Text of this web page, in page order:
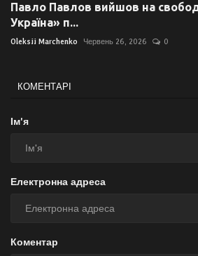
Павло Павлов вийшов на
Україна» п...
Oleksii Marchenko Червень 26, 2026 0
КОМЕНТАРІ
Ім'я
Електронна адреса
Коментар